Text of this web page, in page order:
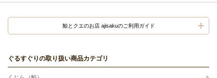
鯨とクエのお店 ajisakuのご利用ガイド
ぐるすぐりの取り扱い商品カテゴリ